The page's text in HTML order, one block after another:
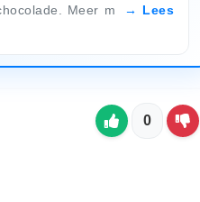
Meer m
Lees
0